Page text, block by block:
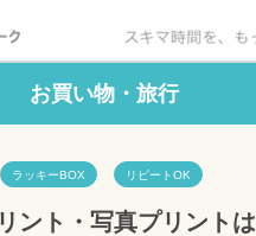
お買い物・旅行
ラッキーBOX リピートOK
ント・写真プリントは